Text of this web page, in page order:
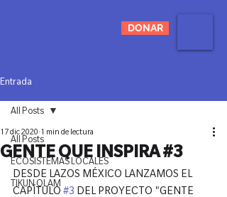
DONAR
Entrada
All Posts
ECOSISTEMAS LOCALES
TIKUN OLAM
All Posts
GENTE QUE INSPIRA #3
17 dic 2020 1 min de lectura
DESDE LAZOS MÉXICO LANZAMOS EL
CAPÍTULO #3 DEL PROYECTO "GENTE